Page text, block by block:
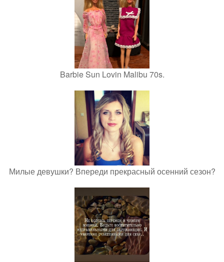
Barbie Sun Lovin Malibu 70s.
Милые девушки? Впереди прекрасный осенний сезон?